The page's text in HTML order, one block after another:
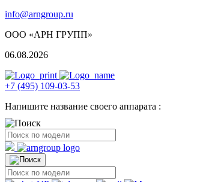
info@arngroup.ru
ООО «АРН ГРУПП»
06.08.2026
+7 (495) 109-03-53
Напишите название своего аппарата :